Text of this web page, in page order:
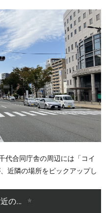
代合同庁舎の周辺には「コイ
近隣の場所をピックアップし